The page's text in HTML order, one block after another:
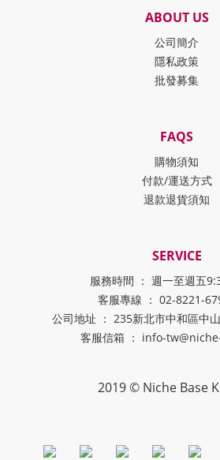
ABOUT US
公司簡介
隱私政策
批發募集
FAQS
購物須知
付款/運送方式
退款退貨須知
SERVICE
服務時間 ： 週一至週五
客服專線 ： 02-8221-
公司地址 ： 235新北市中和區中
客服信箱 ： info-
2019 © Niche Base